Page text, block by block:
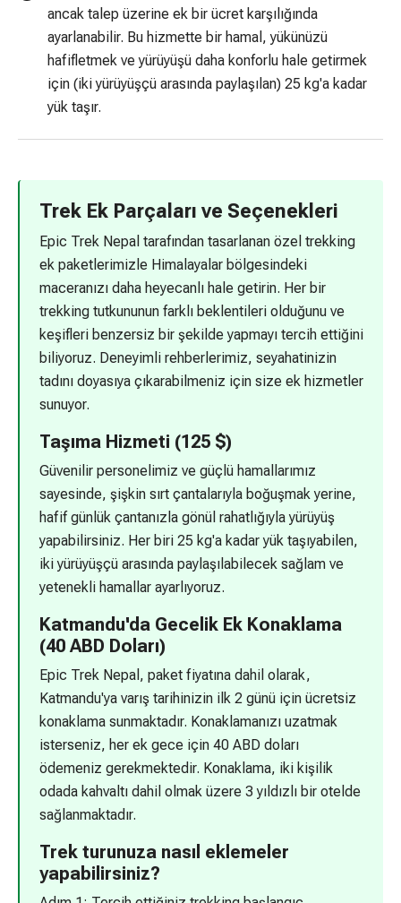
ancak talep üzerine ek bir ücret karşılığında
ayarlanabilir. Bu hizmette bir hamal, yükünüzü
hafifletmek ve yürüyüşü daha konforlu hale getirmek
için (iki yürüyüşçü arasında paylaşılan) 25 kg'a kadar
yük taşır.
Trek Ek Parçaları ve Seçenekleri
Epic Trek Nepal tarafından tasarlanan özel trekking
ek paketlerimizle Himalayalar bölgesindeki
maceranızı daha heyecanlı hale getirin. Her bir
trekking tutkununun farklı beklentileri olduğunu ve
keşifleri benzersiz bir şekilde yapmayı tercih ettiğini
biliyoruz. Deneyimli rehberlerimiz, seyahatinizin
tadını doyasıya çıkarabilmeniz için size ek hizmetler
sunuyor.
Taşıma Hizmeti (125 $)
Güvenilir personelimiz ve güçlü hamallarımız
sayesinde, şişkin sırt çantalarıyla boğuşmak yerine,
hafif günlük çantanızla gönül rahatlığıyla yürüyüş
yapabilirsiniz. Her biri 25 kg'a kadar yük taşıyabilen,
iki yürüyüşçü arasında paylaşılabilecek sağlam ve
yetenekli hamallar ayarlıyoruz.
Katmandu'da Gecelik Ek Konaklama
(40 ABD Doları)
Epic Trek Nepal, paket fiyatına dahil olarak,
Katmandu'ya varış tarihinizin ilk 2 günü için ücretsiz
konaklama sunmaktadır. Konaklamanızı uzatmak
isterseniz, her ek gece için 40 ABD doları
ödemeniz gerekmektedir. Konaklama, iki kişilik
odada kahvaltı dahil olmak üzere 3 yıldızlı bir otelde
sağlanmaktadır.
Trek turunuza nasıl eklemeler
yapabilirsiniz?